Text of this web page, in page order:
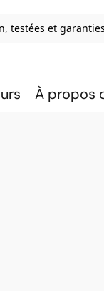
testées et
À propos